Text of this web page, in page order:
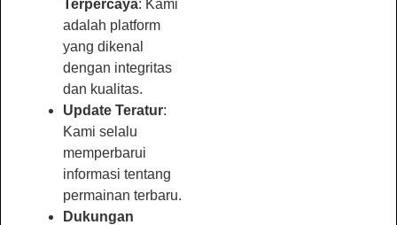
Terpercaya: Kami
adalah platform
yang dikenal
dengan integritas
dan kualitas.
Update Teratur:
Kami selalu
memperbarui
informasi tentang
permainan terbaru.
Dukungan